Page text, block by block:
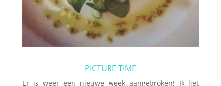
PICTURE TIME
Er is weer een nieuwe week aangebroken! Ik liet